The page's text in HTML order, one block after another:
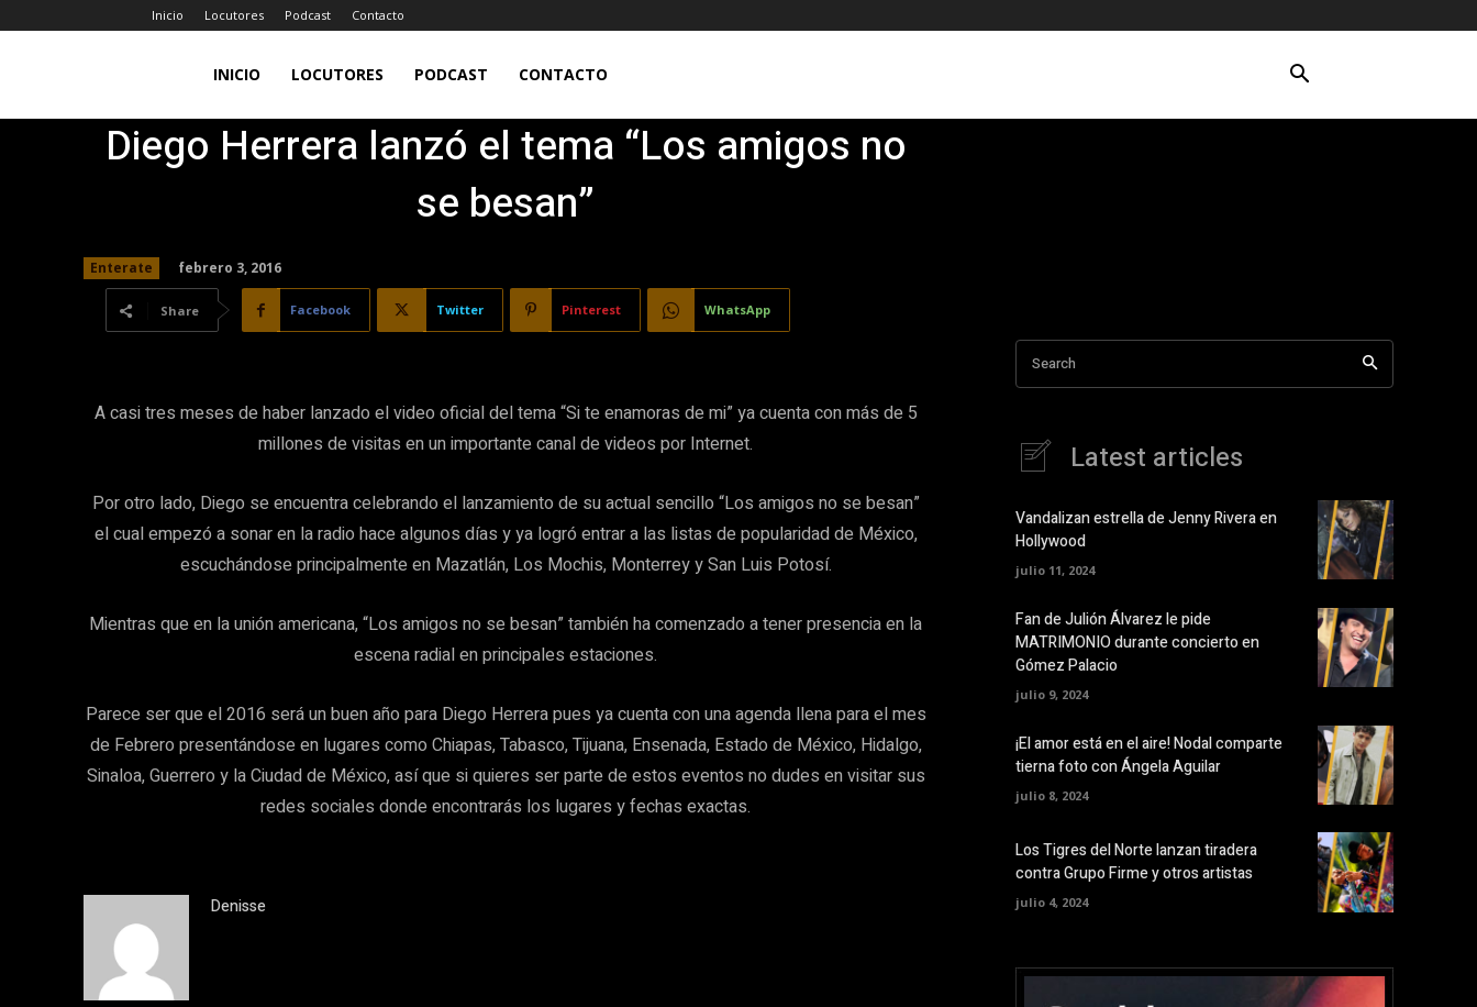
Inicio Locutores Podcast Contacto
JEFA
INICIO LOCUTORES PODCAST CONTACTO
Diego Herrera lanzó el tema “Los amigos no
se besan”
Enterate febrero 3, 2016
Share Facebook Twitter Pinterest WhatsApp
A casi tres meses de haber lanzado el video oficial del tema “Si te enamoras de mi” ya cuenta con más de 5
millones de visitas en un importante canal de videos por Internet.
Por otro lado, Diego se encuentra celebrando el lanzamiento de su actual sencillo “Los amigos no se besan”
el cual empezó a sonar en la radio hace algunos días y ya logró entrar a las listas de popularidad de México,
escuchándose principalmente en Mazatlán, Los Mochis, Monterrey y San Luis Potosí.
Mientras que en la unión americana, “Los amigos no se besan” también ha comenzado a tener presencia en la
escena radial en principales estaciones.
Parece ser que el 2016 será un buen año para Diego Herrera pues ya cuenta con una agenda llena para el mes
de Febrero presentándose en lugares como Chiapas, Tabasco, Tijuana, Ensenada, Estado de México, Hidalgo,
Sinaloa, Guerrero y la Ciudad de México, así que si quieres ser parte de estos eventos no dudes en visitar sus
redes sociales donde encontrarás los lugares y fechas exactas.
Denisse
Search
Latest articles
Vandalizan estrella de Jenny Rivera en
Hollywood
julio 11, 2024
Fan de Julión Álvarez le pide
MATRIMONIO durante concierto en
Gómez Palacio
julio 9, 2024
¡El amor está en el aire! Nodal comparte
tierna foto con Ángela Aguilar
julio 8, 2024
Los Tigres del Norte lanzan tiradera
contra Grupo Firme y otros artistas
julio 4, 2024